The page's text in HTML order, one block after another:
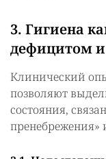
3. Гигиена
дефицитом
Клинический
позволяют
состояния,
пренебрежения»